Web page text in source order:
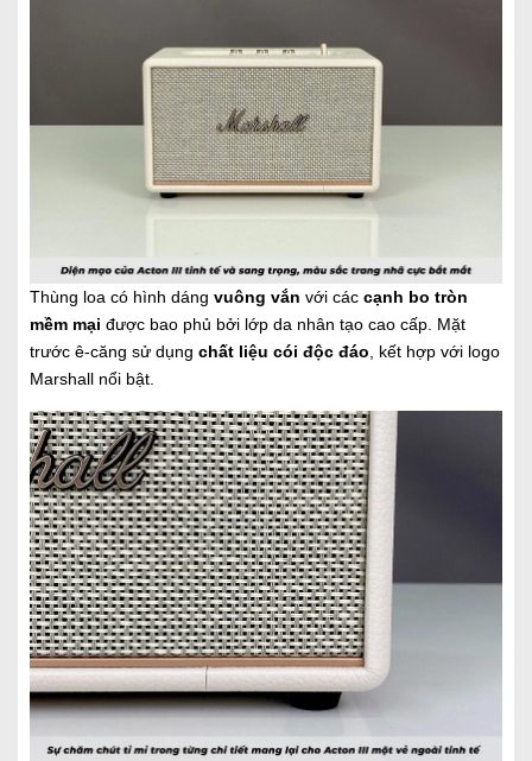
Thùng loa có hình dáng vuông vắn với các cạnh bo tròn
mềm mại được bao phủ bởi lớp da nhân tạo cao cấp. Mặt
trước ê-căng sử dụng chất liệu cói độc đáo , kết hợp với logo
Marshall nổi bật.